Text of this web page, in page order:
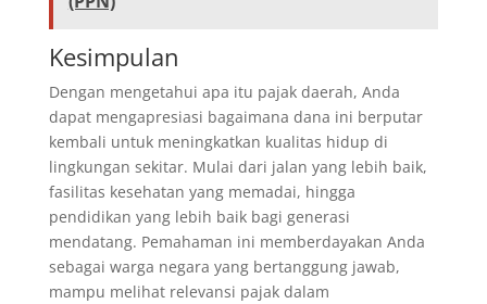
Kesimpulan
Dengan mengetahui apa itu pajak daerah, Anda
dapat mengapresiasi bagaimana dana ini berputar
kembali untuk meningkatkan kualitas hidup di
lingkungan sekitar. Mulai dari jalan yang lebih baik,
fasilitas kesehatan yang memadai, hingga
pendidikan yang lebih baik bagi generasi
mendatang. Pemahaman ini memberdayakan Anda
sebagai warga negara yang bertanggung jawab,
mampu melihat relevansi pajak dalam